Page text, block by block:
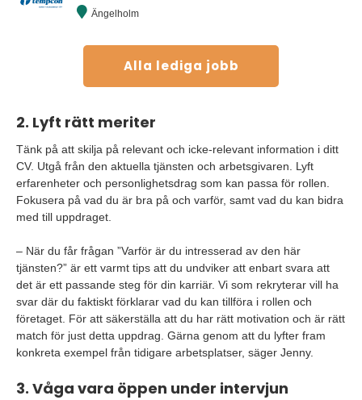
Ängelholm
Alla lediga jobb
2. Lyft rätt meriter
Tänk på att skilja på relevant och icke-relevant information i ditt
CV. Utgå från den aktuella tjänsten och arbetsgivaren. Lyft
erfarenheter och personlighetsdrag som kan passa för rollen.
Fokusera på vad du är bra på och varför, samt vad du kan bidra
med till uppdraget.
– När du får frågan ”Varför är du intresserad av den här
tjänsten?” är ett varmt tips att du undviker att enbart svara att
det är ett passande steg för din karriär. Vi som rekryterar vill ha
svar där du faktiskt förklarar vad du kan tillföra i rollen och
företaget. För att säkerställa att du har rätt motivation och är rätt
match för just detta uppdrag. Gärna genom att du lyfter fram
konkreta exempel från tidigare arbetsplatser, säger Jenny.
3. Våga vara öppen under intervjun